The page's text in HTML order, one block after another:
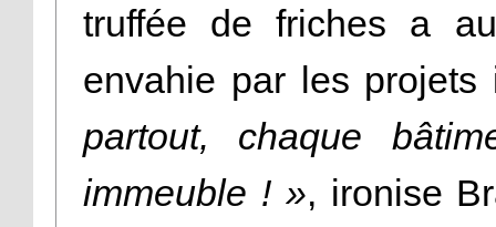
truffée de friches a
envahie par les
partout, chaque
immeuble ! », ironise